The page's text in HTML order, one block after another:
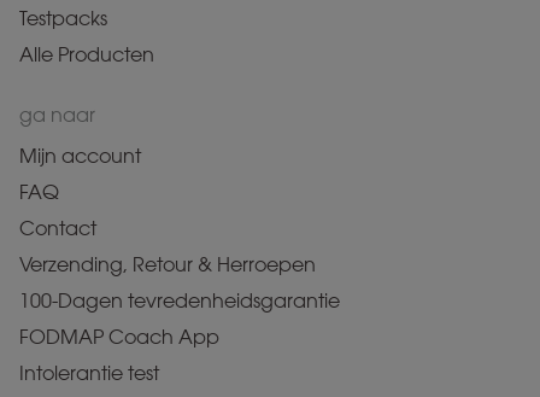
Testpacks
Alle Producten
ga naar
Mijn account
FAQ
Contact
Verzending, Retour & Herroepen
100-Dagen tevredenheidsgarantie
FODMAP Coach App
Intolerantie test